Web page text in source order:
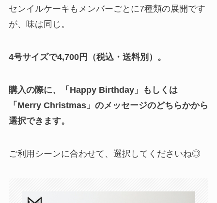
センイルケーキもメンバーごとに7種類の展開です
が、味は同じ。
4号サイズで4,700円（税込・送料別）。
購入の際に、「Happy Birthday」もしくは
「Merry Christmas」のメッセージのどちらかから
選択できます。
ご利用シーンに合わせて、選択してくださいね◎